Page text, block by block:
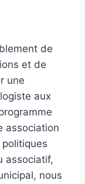
de
et de
une
aux
association
associatif,
nous